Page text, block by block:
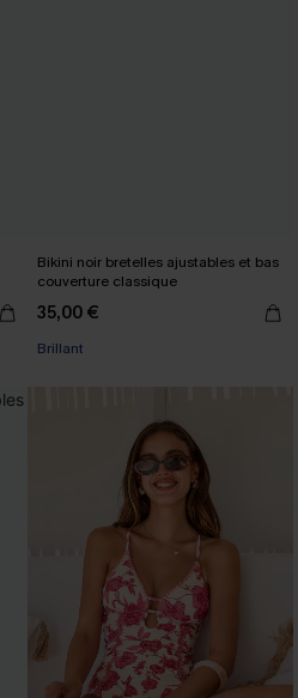
Bikini noir bretelles ajustables et bas
couverture classique
35,00 €
Brillant